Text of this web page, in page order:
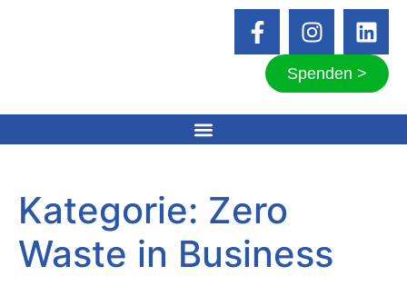
Spenden >
Kategorie: Zero
Waste in Business